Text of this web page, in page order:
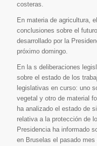
costeras.
En materia de agricultura,
conclusiones sobre el
desarrollado por la
próximo domingo.
En la s deliberaciones
sobre el estado de los
legislativas en curso: uno
vegetal y otro de material
ha analizado el estado de
relativa a la protección de
Presidencia ha informado
en Bruselas el pasado